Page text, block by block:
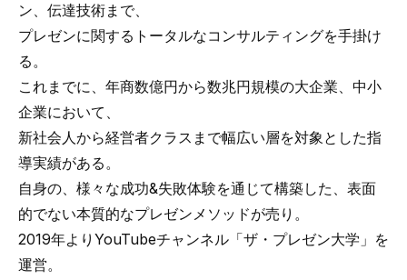
ン、伝達技術まで、
プレゼンに関するトータルなコンサルティングを手掛け
る。
これまでに、年商数億円から数兆円規模の大企業、中小
企業において、
新社会人から経営者クラスまで幅広い層を対象とした指
導実績がある。
自身の、様々な成功&失敗体験を通じて構築した、表面
的でない本質的なプレゼンメソッドが売り。
2019年よりYouTubeチャンネル「ザ・プレゼン大学」を
運営。